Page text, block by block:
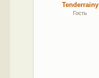
Tenderrainy
Гость